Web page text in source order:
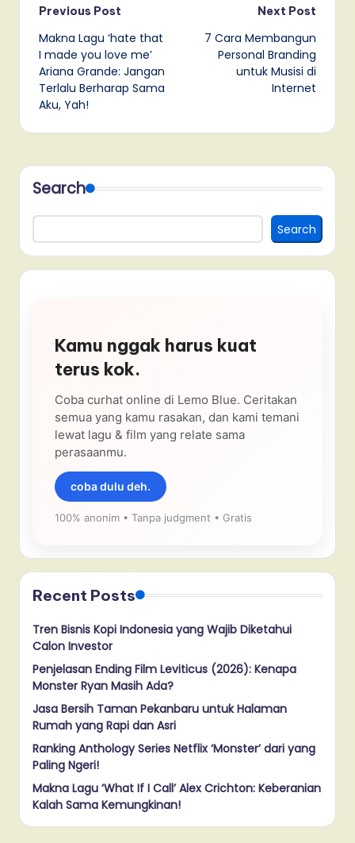
Post
navigation
Previous Post
Makna Lagu ‘hate that
I made you love me’
Ariana Grande: Jangan
Terlalu Berharap Sama
Aku, Yah!
Next Post
7 Cara Membangun
Personal Branding
untuk Musisi di
Internet
Search
Search
Kamu nggak harus kuat
terus kok.
Coba curhat online di Lemo Blue. Ceritakan
semua yang kamu rasakan, dan kami temani
lewat lagu & film yang relate sama
perasaanmu.
coba dulu deh.
100% anonim • Tanpa judgment • Gratis
Recent Posts
Tren Bisnis Kopi Indonesia yang Wajib Diketahui
Calon Investor
Penjelasan Ending Film Leviticus (2026): Kenapa
Monster Ryan Masih Ada?
Jasa Bersih Taman Pekanbaru untuk Halaman
Rumah yang Rapi dan Asri
Ranking Anthology Series Netflix ‘Monster’ dari yang
Paling Ngeri!
Makna Lagu ‘What If I Call’ Alex Crichton: Keberanian
Kalah Sama Kemungkinan!